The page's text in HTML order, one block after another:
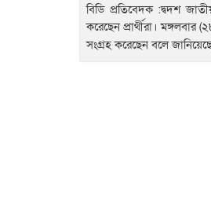
বিডি প্রতিবেদক :দ্বদশ
করেছেন প্রার্থীরা।
সংগ্রহ করেছেন বলে